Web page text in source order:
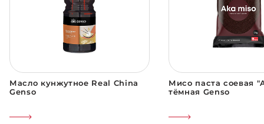
Масло кунжутное Real China
Genso
Мисо паста соевая
тёмная Genso